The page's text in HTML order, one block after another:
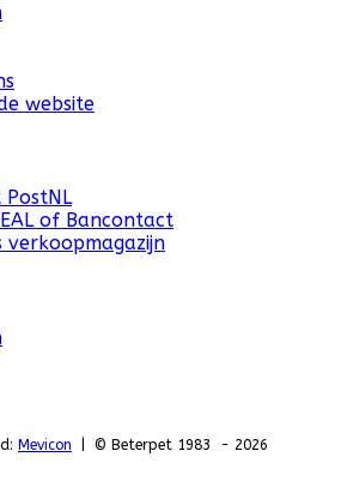
website
PostNL
of Bancontact
verkoopmagazijn
Mevicon | © Beterpet 1983 - 2026